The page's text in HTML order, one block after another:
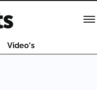
Video's